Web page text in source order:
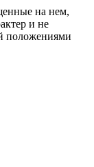
на нем,
и не
положениями